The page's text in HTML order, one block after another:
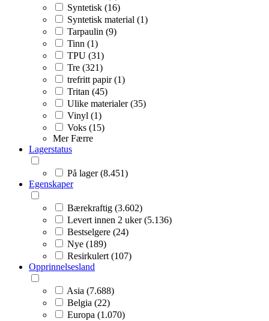
Syntetisk (16)
Syntetisk material (1)
Tarpaulin (9)
Tinn (1)
TPU (31)
Tre (321)
trefritt papir (1)
Tritan (45)
Ulike materialer (35)
Vinyl (1)
Voks (15)
Mer Færre
Lagerstatus
På lager (8.451)
Egenskaper
Bærekraftig (3.602)
Levert innen 2 uker (5.136)
Bestselgere (24)
Nye (189)
Resirkulert (107)
Opprinnelsesland
Asia (7.688)
Belgia (22)
Europa (1.070)